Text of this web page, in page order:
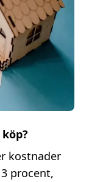
kostnader
procent,